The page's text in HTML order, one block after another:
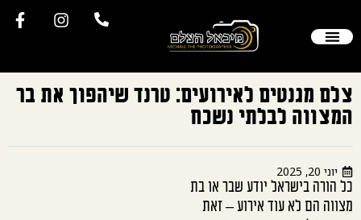
צלם מגנטים לאירועים: טרנד שיהפוך את בר
המצווה לבלתי נשכח
יוני 20, 2025
כל הורה בישראל יודע שבר או בת
מצווה הם לא עוד אירוע – זאת